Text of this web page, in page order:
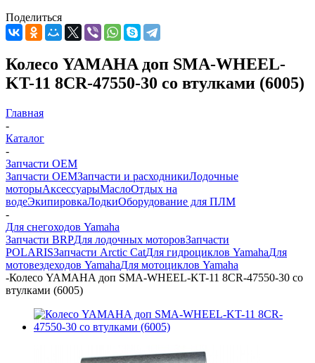
Поделиться
Колесо YAMAHA доп SMA-WHEEL-
KT-11 8CR-47550-30 со втулками (6005)
Главная
-
Каталог
-
Запчасти OEM
Запчасти OEMЗапчасти и расходникиЛодочные
моторыАксессуарыМаслоОтдых на
водеЭкипировкаЛодкиОборудование для ПЛМ
-
Для снегоходов Yamaha
Запчасти BRPДля лодочных моторовЗапчасти
POLARISЗапчасти Arctic CatДля гидроциклов YamahaДля
мотовездеходов YamahaДля мотоциклов Yamaha
-Колесо YAMAHA доп SMA-WHEEL-KT-11 8CR-47550-30 со
втулками (6005)